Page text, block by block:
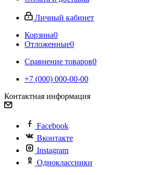
Личный кабинет
Корзина0
Отложенные0
Сравнение товаров0
+7 (000) 000-00-00
Контактная информация
Facebook
Вконтакте
Instagram
Одноклассники